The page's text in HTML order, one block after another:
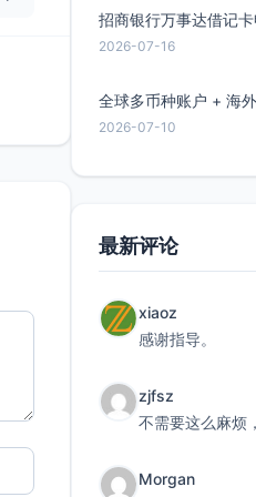
招商银行万事达借记
2026-07-16
2026-07-10
最新评论
xiaoz
感谢指导。
zjfsz
Morgan